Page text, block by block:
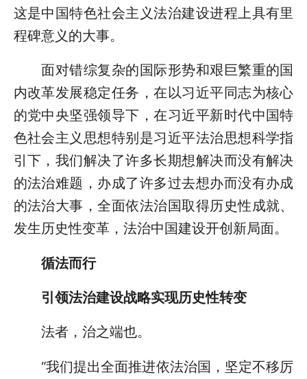
这是中国特色社会主义法治建设进程上具有里
程碑意义的大事。
面对错综复杂的国际形势和艰巨繁重的国
内改革发展稳定任务，在以习近平同志为核心
的党中央坚强领导下，在习近平新时代中国特
色社会主义思想特别是习近平法治思想科学指
引下，我们解决了许多长期想解决而没有解决
的法治难题，办成了许多过去想办而没有办成
的法治大事，全面依法治国取得历史性成就、
发生历史性变革，法治中国建设开创新局面。
循法而行
引领法治建设战略实现历史性转变
法者，治之端也。
“我们提出全面推进依法治国，坚定不移厉